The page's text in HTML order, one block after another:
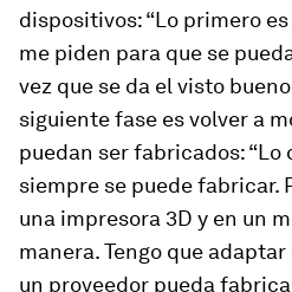
dispositivos: “Lo primero
me piden para que se
vez que se da el visto
siguiente fase es volver a
puedan ser fabricados: “Lo
siempre se puede fabricar.
una impresora 3D y en un
manera. Tengo que
un proveedor pueda